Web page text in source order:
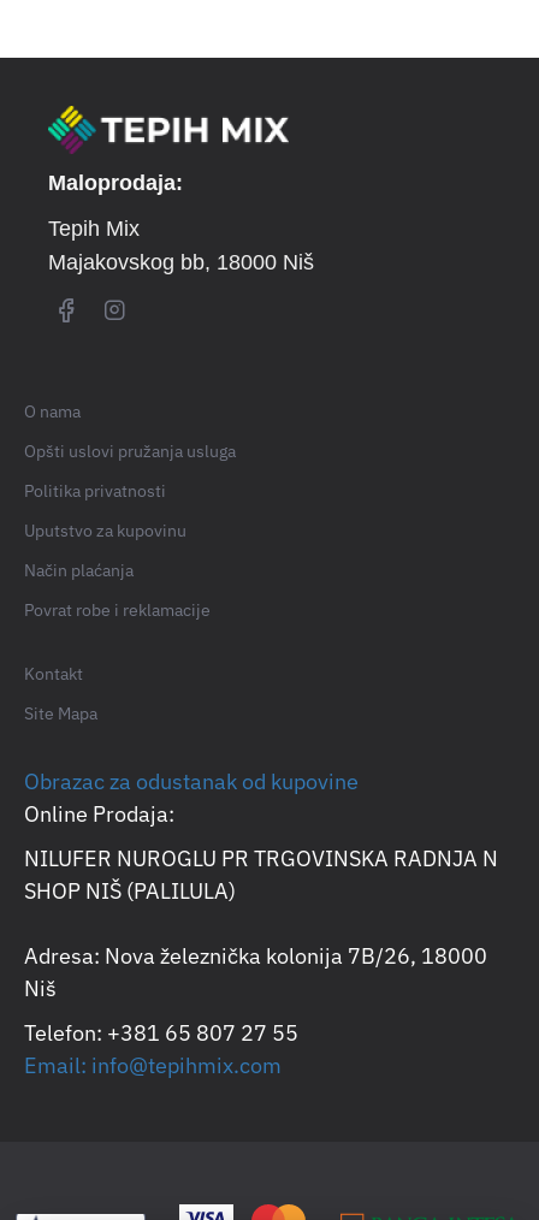
Maloprodaja:
Tepih Mix
Majakovskog bb, 18000 Niš
O nama
Opšti uslovi pružanja usluga
Politika privatnosti
Uputstvo za kupovinu
Način plaćanja
Povrat robe i reklamacije
Kontakt
Site Mapa
Obrazac za odustanak od kupovine
Online Prodaja:
NILUFER NUROGLU PR TRGOVINSKA RADNJA N
SHOP NIŠ (PALILULA)
Adresa: Nova železnička kolonija 7B/26, 18000
Niš
Telefon: +381 65 807 27 55
Email: info@tepihmix.com